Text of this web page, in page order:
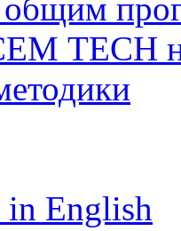
общим
ТЕСН
English